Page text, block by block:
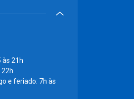
às 21h
22h
e feriado: 7h às